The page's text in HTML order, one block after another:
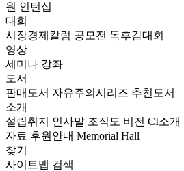
원 인턴십
대회
시장경제칼럼 공모전 독후감대회
영상
세미나 강좌
도서
판매도서 자유주의시리즈 추천도서
소개
설립취지 인사말 조직도 비전 CI소개
자료 후원안내 Memorial Hall
찾기
사이트맵 검색